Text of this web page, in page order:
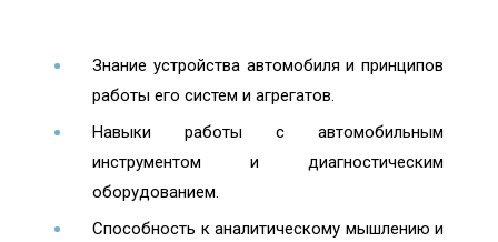
Знание устройства автомобиля и принципов
работы его систем и агрегатов.
Навыки работы с автомобильным
инструментом и диагностическим
оборудованием.
Способность к аналитическому мышлению и